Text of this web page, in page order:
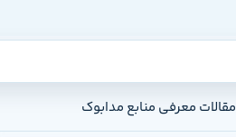
مقالات معرفی منابع مدابوک